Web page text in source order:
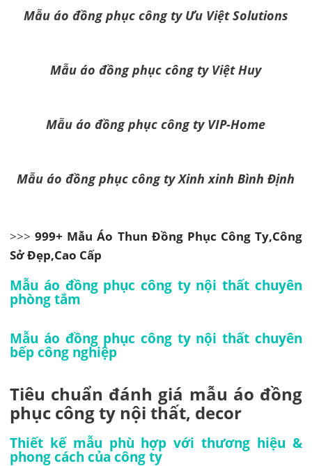
Mẫu áo đồng phục công ty Ưu Việt Solutions
Mẫu áo đồng phục công ty Việt Huy
Mẫu áo đồng phục công ty VIP-Home
Mẫu áo đồng phục công ty Xinh xinh Bình Định
>>>999+ Mẫu Áo Thun Đồng Phục Công Ty,Công
Sở Đẹp,Cao Cấp
Mẫu áo đồng phục công ty nội thất chuyên
phòng tắm
Mẫu áo đồng phục công ty nội thất chuyên
bếp công nghiệp
Tiêu chuẩn đánh giá mẫu áo đồng
phục công ty nội thất, decor
Thiết kế mẫu phù hợp với thương hiệu &
phong cách của công ty